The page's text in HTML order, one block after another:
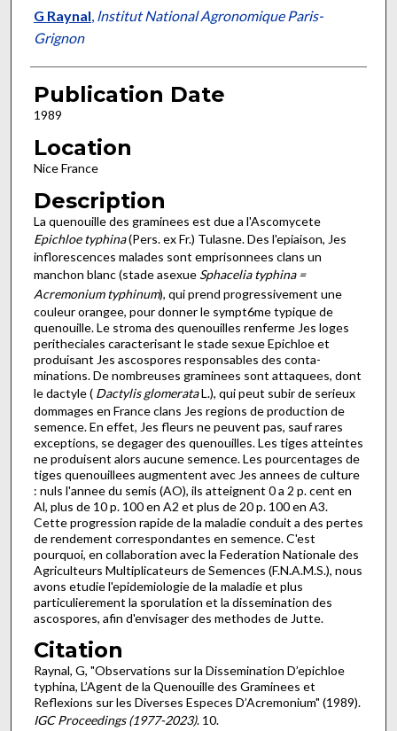
Presenter Information
G Raynal, lnstitut National Agronomique Paris-
Grignon
Publication Date
1989
Location
Nice France
Description
La quenouille des graminees est due a l'Ascomycete
Epichloe typhina(Pers. ex Fr.) Tulasne. Des l'epiaison, Jes
inflorescences malades sont emprisonnees clans un
manchon blanc (stade ase­xue Sphacelia typhina =
Acremonium typhinum), qui prend progressivement une
couleur orangee, pour donner le symp­t6me typique de
quenouille. Le stroma des quenouilles ren­ferme Jes loges
peritheciales caracterisant le stade sexue Epichloe et
produisant Jes ascospores responsables des conta­
minations. De nombreuses graminees sont attaquees, dont
le dactyle ( Dactylis glomerataL.), qui peut subir de serieux
dom­mages en France clans Jes regions de production de
semence. En effet, Jes fleurs ne peuvent pas, sauf rares
exceptions, se degager des quenouilles. Les tiges atteintes
ne produisent alors aucune semence. Les pourcentages de
tiges quenouillees augmentent avec Jes annees de culture
: nuls l'annee du semis (AO), ils attei­gnent 0 a 2 p. cent en
Al, plus de 10 p. 100 en A2 et plus de 20 p. 100 en A3.
Cette progression rapide de la maladie conduit a des pertes
de rendement correspondantes en semence. C'est
pourquoi, en collaboration avec la Federation Nationale des
Agriculteurs Multiplicateurs de Semences (F.N.A.M.S.), nous
avons etudie l'epidemiologie de la maladie et plus
particuliere­ment la sporulation et la dissemination des
ascospores, afin d'envisager des methodes de Jutte.
Citation
Raynal, G, "Observations sur la Dissemination D’epichloe
typhina, L’Agent de la Quenouille des Graminees et
Reflexions sur les Diverses Especes D’Acremonium" (1989).
IGC Proceedings (1977-2023). 10.